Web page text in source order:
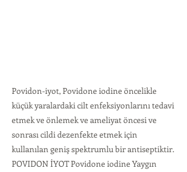
Povidon-iyot, Povidone iodine öncelikle
küçük yaralardaki cilt enfeksiyonlarını tedavi
etmek ve önlemek ve ameliyat öncesi ve
sonrası cildi dezenfekte etmek için
kullanılan geniş spektrumlu bir antiseptiktir.
POVIDON İYOT Povidone iodine Yaygın